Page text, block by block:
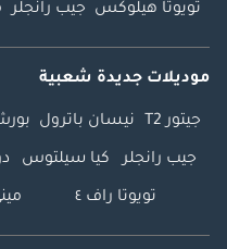
تويوتا هيلوكس جيب رانجلر
موديلات جديدة شعبية
جيتور T2 نيسان باترول بورش
جيب رانجلر كيا سيلتوس
تويوتا راف ٤